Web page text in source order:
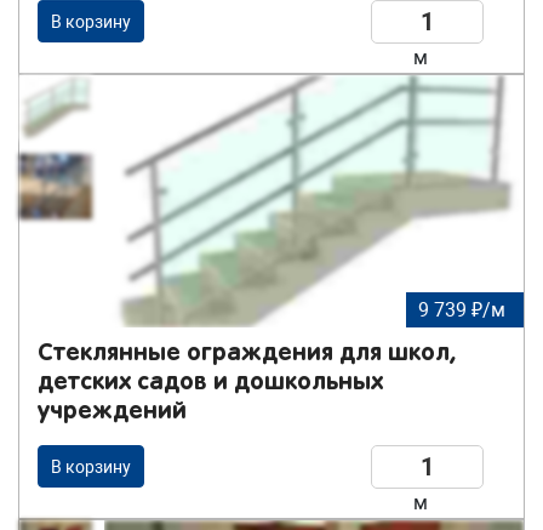
В корзину
м
9 739 ₽/м
Стеклянные ограждения для школ,
детских садов и дошкольных
учреждений
В корзину
м